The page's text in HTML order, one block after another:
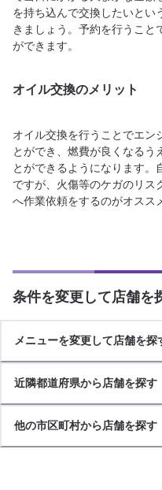
を持ち込んで交換したいとい
きましょう。予約を行うこと
ができます。
オイル交換のメリット
オイル交換を行うことでエン
とができ、燃費が良くなるう
とができるようになります
ですが、火傷等のケガのリ
へ作業依頼をするのがオスス
条件を変更して店舗を
メニューを変更して店舗を探
近隣都道府県から店舗を探す
他の市区町村から店舗を探す